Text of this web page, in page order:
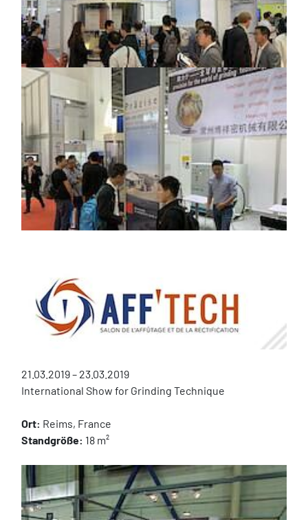
21.03.2019 – 23.03.2019
International Show for Grinding Technique
Ort: Reims, France
Standgröße: 18 m²